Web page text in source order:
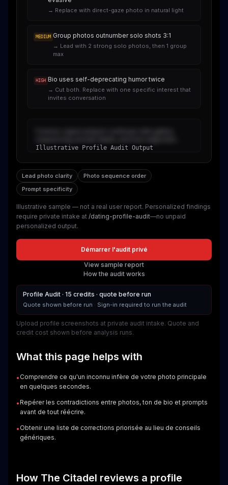
→ Replace with direct-gaze photo in natural light
MEDIUM Group photos outnumber solo shots 3:1
→ Lead with 2 strong solo photos, then 1 group
max
HIGH Bio uses self-deprecating humor twice
→ Cut both. Replace with one specific interest that
invites conversation
Illustrative Profile Audit Output
Lead photo clarity
Photo sequence order
Prompt specificity
Illustrative sample — not a real user report. Personalized findings
require private intake at /dating-profile-audit—no unpaid
personalized output.
Démarrer l'audit privé
View sample report
How the audit works
Profile Audit · 15 credits · quote before run
Quote shown before run · Sign-in required to run the audit
Upload profile screenshots at private audit intake. Quote and
credit cost shown before analysis runs.
What this page helps with
• Comprendre ce qu'un inconnu infère de votre photo principale
en quelques secondes.
•Repérer les contradictions entre photos, ton de bio et prompts
avant de tout réécrire.
• Obtenir une liste de corrections priorisée au lieu de conseils
génériques.
How The Citadel reviews a profile